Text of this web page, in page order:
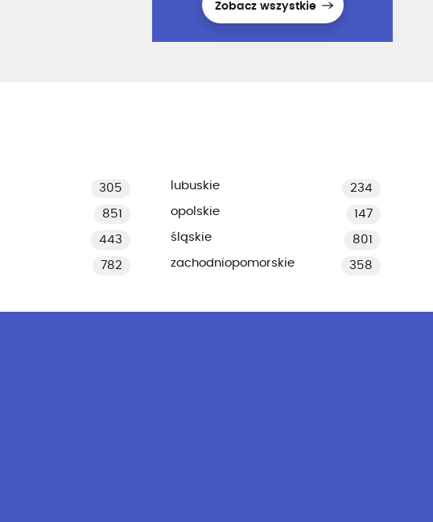
Zobacz wszystkie
305 lubuskie
234
851 opolskie
147
443 śląskie
801
782 zachodniopomorskie 358